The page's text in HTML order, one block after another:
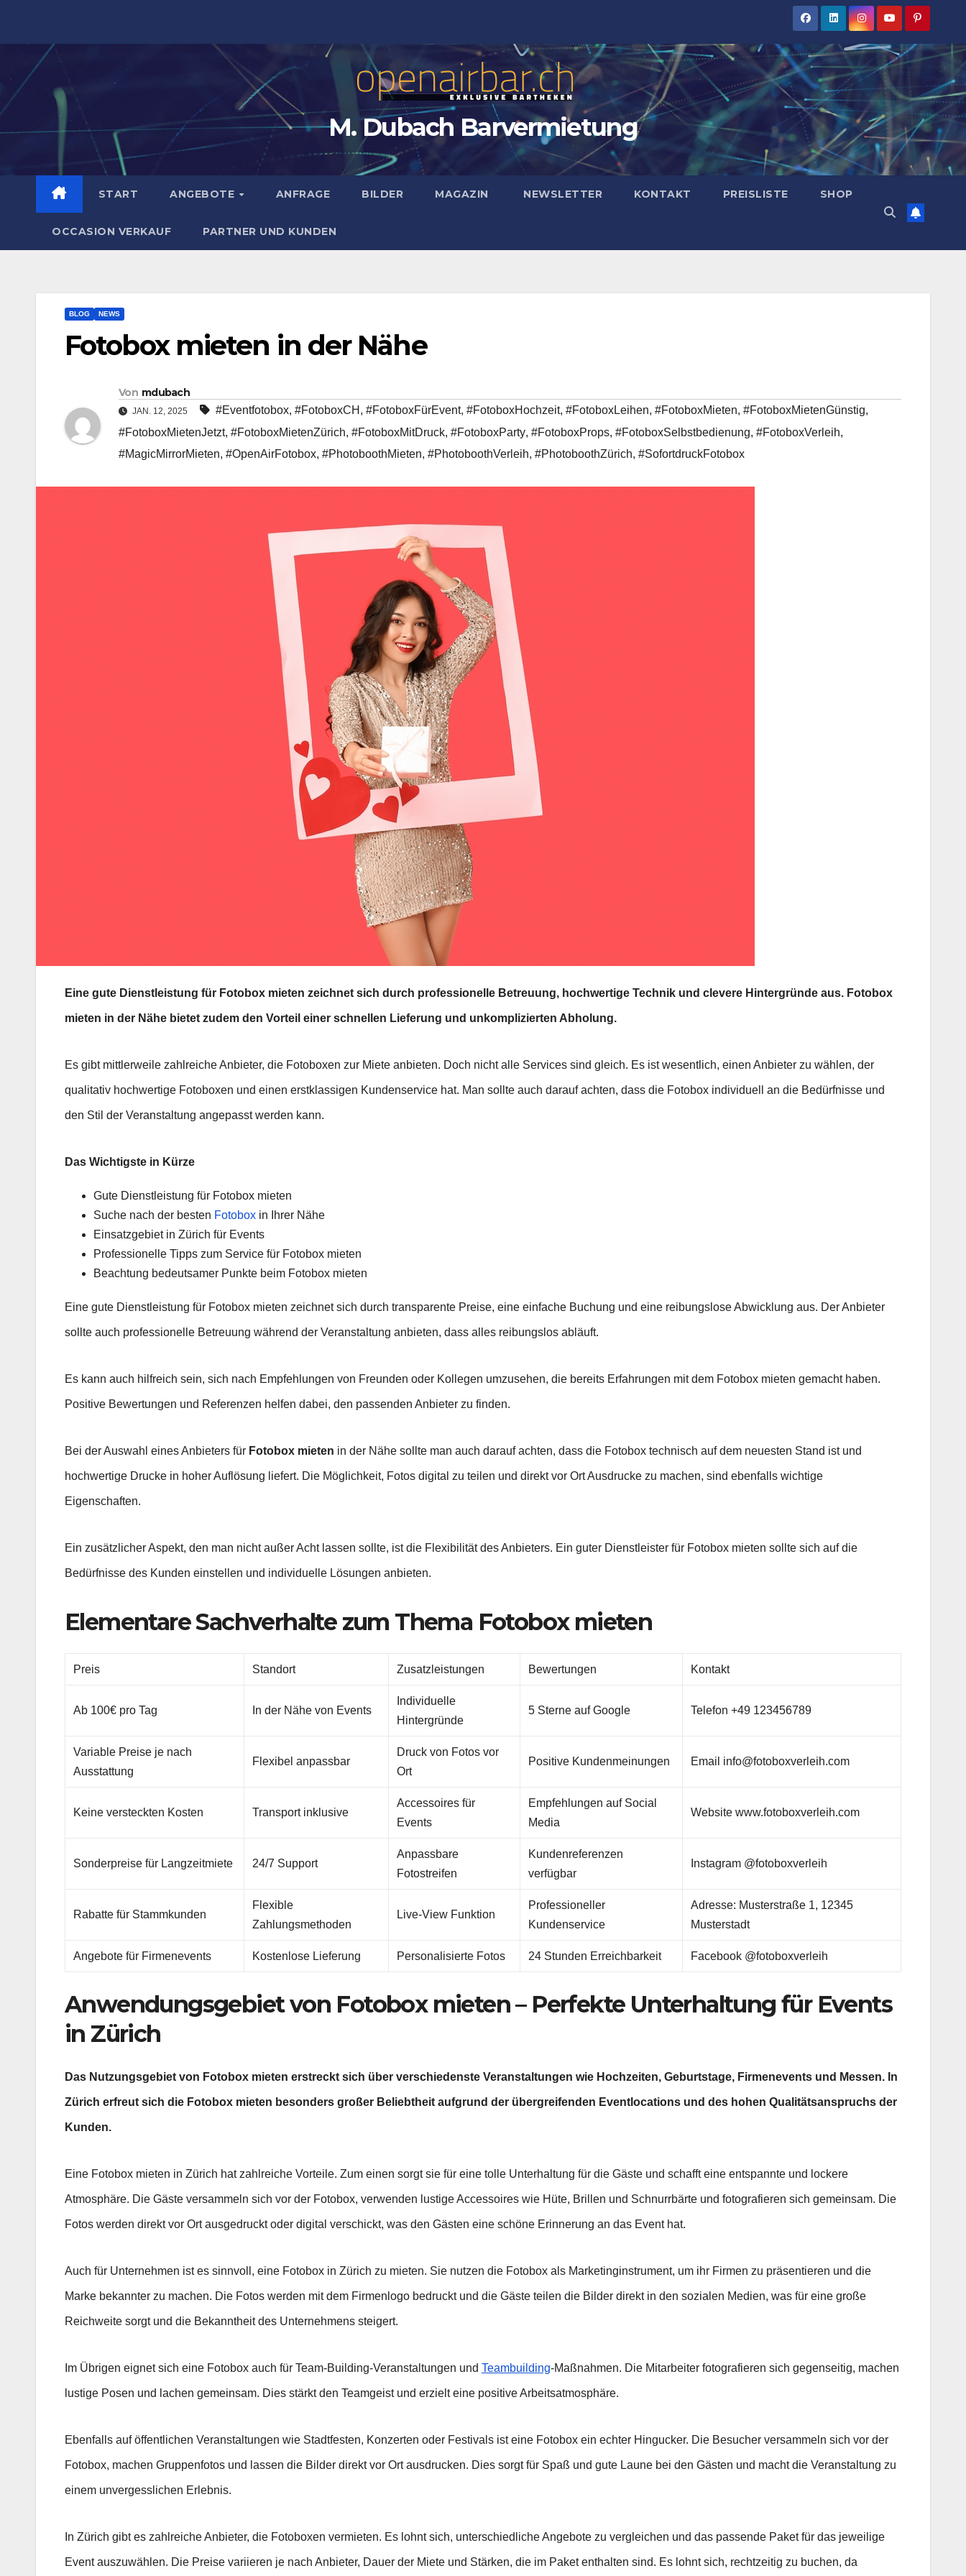
M. Dubach Barvermietung
START ANGEBOTE ANFRAGE BILDER MAGAZIN NEWSLETTER KONTAKT PREISLISTE SHOP
OCCASION VERKAUF PARTNER UND KUNDEN
BLOG NEWS
Fotobox mieten in der Nähe
Von mdubach
JAN. 12, 2025 #Eventfotobox, #FotoboxCH , #FotoboxFürEvent, #FotoboxHochzeit, #FotoboxLeihen, #FotoboxMieten, #FotoboxMietenGünstig,
#FotoboxMietenJetzt, #FotoboxMietenZürich, #FotoboxMitDruck, #FotoboxParty, #FotoboxProps, #FotoboxSelbstbedienung, #FotoboxVerleih,
#MagicMirrorMieten, #OpenAirFotobox, #PhotoboothMieten, #PhotoboothVerleih, #PhotoboothZürich, #SofortdruckFotobox
Eine gute Dienstleistung für Fotobox mieten zeichnet sich durch professionelle Betreuung, hochwertige Technik und clevere Hintergründe aus. Fotobox
mieten in der Nähe bietet zudem den Vorteil einer schnellen Lieferung und unkomplizierten Abholung.
Es gibt mittlerweile zahlreiche Anbieter, die Fotoboxen zur Miete anbieten. Doch nicht alle Services sind gleich. Es ist wesentlich, einen Anbieter zu wählen, der
qualitativ hochwertige Fotoboxen und einen erstklassigen Kundenservice hat. Man sollte auch darauf achten, dass die Fotobox individuell an die Bedürfnisse und
den Stil der Veranstaltung angepasst werden kann.
Das Wichtigste in Kürze
Gute Dienstleistung für Fotobox mieten
Suche nach der besten Fotobox in Ihrer Nähe
Einsatzgebiet in Zürich für Events
Professionelle Tipps zum Service für Fotobox mieten
Beachtung bedeutsamer Punkte beim Fotobox mieten
Eine gute Dienstleistung für Fotobox mieten zeichnet sich durch transparente Preise, eine einfache Buchung und eine reibungslose Abwicklung aus. Der Anbieter
sollte auch professionelle Betreuung während der Veranstaltung anbieten, dass alles reibungslos abläuft.
Es kann auch hilfreich sein, sich nach Empfehlungen von Freunden oder Kollegen umzusehen, die bereits Erfahrungen mit dem Fotobox mieten gemacht haben.
Positive Bewertungen und Referenzen helfen dabei, den passenden Anbieter zu finden.
Bei der Auswahl eines Anbieters für Fotobox mieten in der Nähe sollte man auch darauf achten, dass die Fotobox technisch auf dem neuesten Stand ist und
hochwertige Drucke in hoher Auflösung liefert. Die Möglichkeit, Fotos digital zu teilen und direkt vor Ort Ausdrucke zu machen, sind ebenfalls wichtige
Eigenschaften.
Ein zusätzlicher Aspekt, den man nicht außer Acht lassen sollte, ist die Flexibilität des Anbieters. Ein guter Dienstleister für Fotobox mieten sollte sich auf die
Bedürfnisse des Kunden einstellen und individuelle Lösungen anbieten.
Elementare Sachverhalte zum Thema Fotobox mieten
Preis Standort Zusatzleistungen Bewertungen Kontakt
Ab 100€ pro Tag In der Nähe von Events
Individuelle
Hintergründe
5 Sterne auf Google Telefon +49 123456789
Variable Preise je nach
Ausstattung
Flexibel anpassbar
Druck von Fotos vor
Ort
Positive Kundenmeinungen Email info@fotoboxverleih.com
Keine versteckten Kosten Transport inklusive
Accessoires für
Events
Empfehlungen auf Social
Media
Website www.fotoboxverleih.com
Sonderpreise für Langzeitmiete 24/7 Support
Anpassbare
Fotostreifen
Kundenreferenzen
verfügbar
Instagram @fotoboxverleih
Rabatte für Stammkunden
Flexible
Zahlungsmethoden
Live-View Funktion
Professioneller
Kundenservice
Adresse: Musterstraße 1, 12345
Musterstadt
Angebote für Firmenevents Kostenlose Lieferung Personalisierte Fotos 24 Stunden Erreichbarkeit Facebook @fotoboxverleih
Anwendungsgebiet von Fotobox mieten – Perfekte Unterhaltung für Events
in Zürich
Das Nutzungsgebiet von Fotobox mieten erstreckt sich über verschiedenste Veranstaltungen wie Hochzeiten, Geburtstage, Firmenevents und Messen. In
Zürich erfreut sich die Fotobox mieten besonders großer Beliebtheit aufgrund der übergreifenden Eventlocations und des hohen Qualitätsanspruchs der
Kunden.
Eine Fotobox mieten in Zürich hat zahlreiche Vorteile. Zum einen sorgt sie für eine tolle Unterhaltung für die Gäste und schafft eine entspannte und lockere
Atmosphäre. Die Gäste versammeln sich vor der Fotobox, verwenden lustige Accessoires wie Hüte, Brillen und Schnurrbärte und fotografieren sich gemeinsam. Die
Fotos werden direkt vor Ort ausgedruckt oder digital verschickt, was den Gästen eine schöne Erinnerung an das Event hat.
Auch für Unternehmen ist es sinnvoll, eine Fotobox in Zürich zu mieten. Sie nutzen die Fotobox als Marketinginstrument, um ihr Firmen zu präsentieren und die
Marke bekannter zu machen. Die Fotos werden mit dem Firmenlogo bedruckt und die Gäste teilen die Bilder direkt in den sozialen Medien, was für eine große
Reichweite sorgt und die Bekanntheit des Unternehmens steigert.
Im Übrigen eignet sich eine Fotobox auch für Team-Building-Veranstaltungen und Teambuilding-Maßnahmen. Die Mitarbeiter fotografieren sich gegenseitig, machen
lustige Posen und lachen gemeinsam. Dies stärkt den Teamgeist und erzielt eine positive Arbeitsatmosphäre.
Ebenfalls auf öffentlichen Veranstaltungen wie Stadtfesten, Konzerten oder Festivals ist eine Fotobox ein echter Hingucker. Die Besucher versammeln sich vor der
Fotobox, machen Gruppenfotos und lassen die Bilder direkt vor Ort ausdrucken. Dies sorgt für Spaß und gute Laune bei den Gästen und macht die Veranstaltung zu
einem unvergesslichen Erlebnis.
In Zürich gibt es zahlreiche Anbieter, die Fotoboxen vermieten. Es lohnt sich, unterschiedliche Angebote zu vergleichen und das passende Paket für das jeweilige
Event auszuwählen. Die Preise variieren je nach Anbieter, Dauer der Miete und Stärken, die im Paket enthalten sind. Es lohnt sich, rechtzeitig zu buchen, da